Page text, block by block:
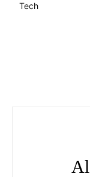
Tech